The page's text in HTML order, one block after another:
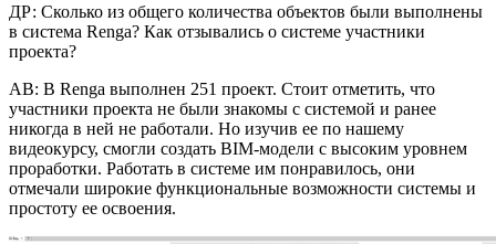
ДР: Сколько из общего количества объектов были выполнены
в система Renga? Как отзывались о системе участники
проекта?
АВ: В Renga выполнен 251 проект. Стоит отметить, что
участники проекта не были знакомы с системой и ранее
никогда в ней не работали. Но изучив ее по нашему
видеокурсу, смогли создать BIM-модели с высоким уровнем
проработки. Работать в системе им понравилось, они
отмечали широкие функциональные возможности системы и
простоту ее освоения.